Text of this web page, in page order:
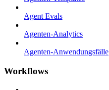
Agent Evals
Agenten-Analytics
Agenten-Anwendungsfälle
Workflows